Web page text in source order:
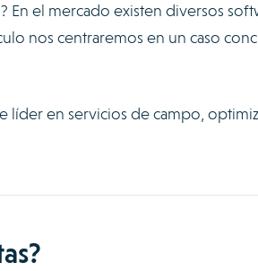
En el mercado existen diversos
nos centraremos en un caso
líder en servicios de campo,